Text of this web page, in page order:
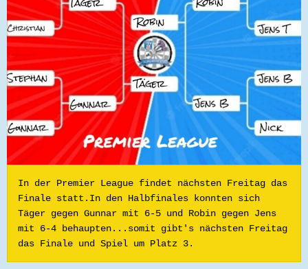
In der Premier League findet nächsten Freitag das
Finale statt.In den Halbfinales konnten sich
Täger gegen Gunnar mit 6-5 und Robin gegen Jens
mit 6-4 behaupten...somit gibt's nächsten Freitag
das Finale und Spiel um Platz 3.